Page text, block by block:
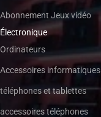
Abonnement Jeux vidéo
Électronique
Ordinateurs
Accessoires informatiques
téléphones et tablettes
accessoires téléphones